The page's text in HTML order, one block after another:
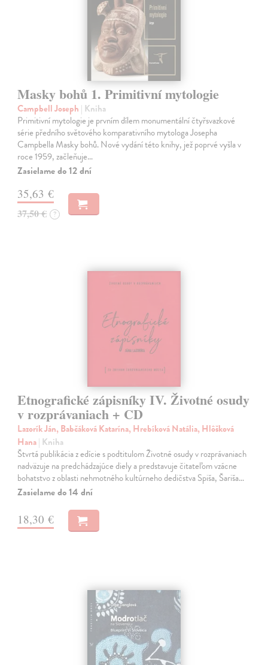
Masky bohů 1. Primitivní mytologie
Campbell Joseph | Kniha
Primitivní mytologie je prvním dílem monumentální čtyřsvazkové
série předního světového komparativního mytologa Josepha
Campbella Masky bohů. Nové vydání této knihy, jež poprvé vyšla v
roce 1959, začleňuje…
Zasielame do 12 dní
35,63 €
37,50 € ?
Etnografické zápisníky IV. Životné osudy
v rozprávaniach + CD
Lazorík Ján, Babčáková Katarína, Hrebíková Natália, Hlôšková
Hana| Kniha
Štvrtá publikácia z edície s podtitulom Životné osudy v rozprávaniach
nadväzuje na predchádzajúce diely a predstavuje čitateľom vzácne
bohatstvo z oblasti nehmotného kultúrneho dedičstva Spiša, Šariša…
Zasielame do 14 dní
18,30 €